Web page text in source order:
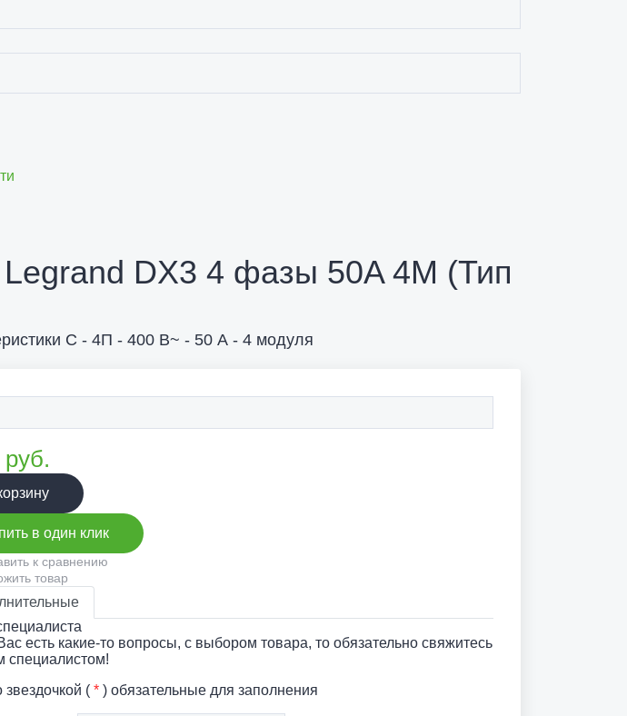
DX3 4 фазы 50A 4М (Тип
C - 4П - 400 В~ - 50 А - 4 модуля
руб.
в один клик
к сравнению
товар
есть какие-то вопросы, с выбором товара, то обязательно свяжитесь
специалистом!
звездочкой ( * ) обязательные для заполнения